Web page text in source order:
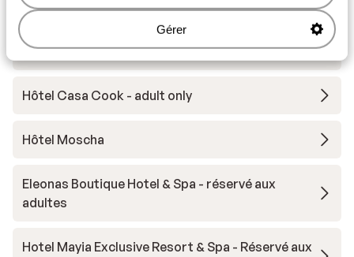
Gérer
Autres hébergements - Rhodes
Hôtel Cabu - réservé aux adultes
Hôtel Casa Cook - adult only
Hôtel Moscha
Eleonas Boutique Hotel & Spa - réservé aux
adultes
Hotel Mayia Exclusive Resort & Spa - Réservé aux